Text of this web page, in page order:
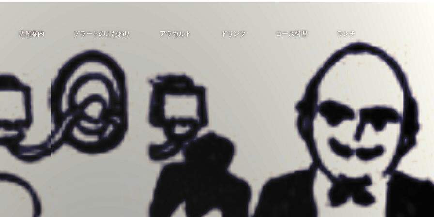
店舗案内 グラートのこだわり アラカルト ドリンク コース料理 ランチ